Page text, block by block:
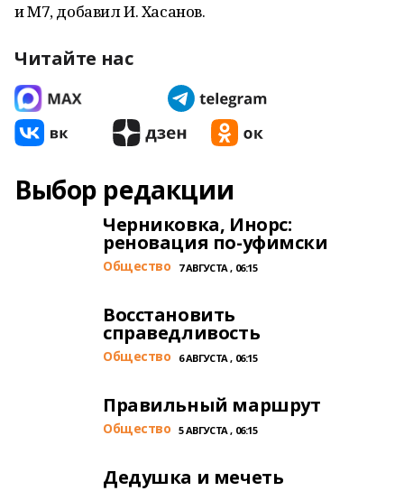
и М7, добавил И. Хасанов.
Читайте нас
Выбор редакции
Черниковка, Инорс:
реновация по-уфимски
Общество 7 АВГУСТА , 06:15
Восстановить
справедливость
Общество 6 АВГУСТА , 06:15
Правильный маршрут
Общество 5 АВГУСТА , 06:15
Дедушка и мечеть